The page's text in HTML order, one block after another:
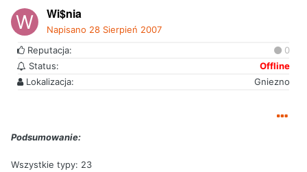
Wi$nia
Napisano 28 Sierpień 2007
Reputacja:
0
Status:
Offline
Lokalizacja:
Gniezno
Podsumowanie:
Wszystkie typy: 23